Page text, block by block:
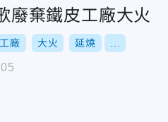
廢棄鐵皮工廠大火
工廠 大火 延燒